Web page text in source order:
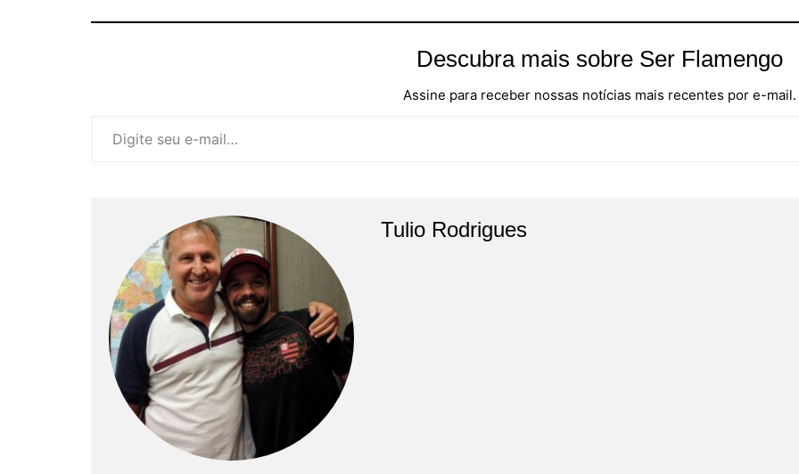
Descubra mais sobre Ser Flamengo
Assine para receber nossas notícias mais recentes por e-mail.
Tulio Rodrigues